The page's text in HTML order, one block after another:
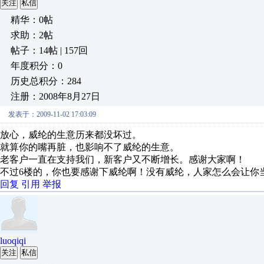
关注 私信
精华：0帖
求助：2帖
帖子：14帖 | 157回
年度积分：0
历史总积分：284
注册：2008年8月27日
发表于：2009-11-02 17:03:09
放心，威纶的生意历来都没坏过。
就算你的嘴再脏，也影响不了威纶的生意。
老客户一直在支持我们，新客户又不断增长。感谢大家啊！
不过6楼的，你也要感谢下威纶啊！没有威纶，人家怎么会让你
回复 引用 举报
luoqiqi
关注 私信